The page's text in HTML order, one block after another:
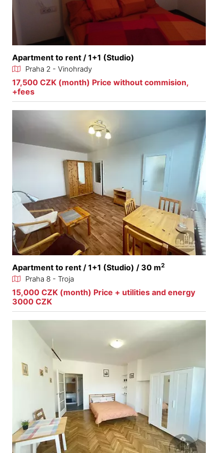
Apartment to rent / 1+1 (Studio)
Praha 2 - Vinohrady
17,500 CZK (month) Price without commision,
+fees
Apartment to rent / 1+1 (Studio) / 30 m2
Praha 8 - Troja
15,000 CZK (month) Price + utilities and energy
3000 CZK